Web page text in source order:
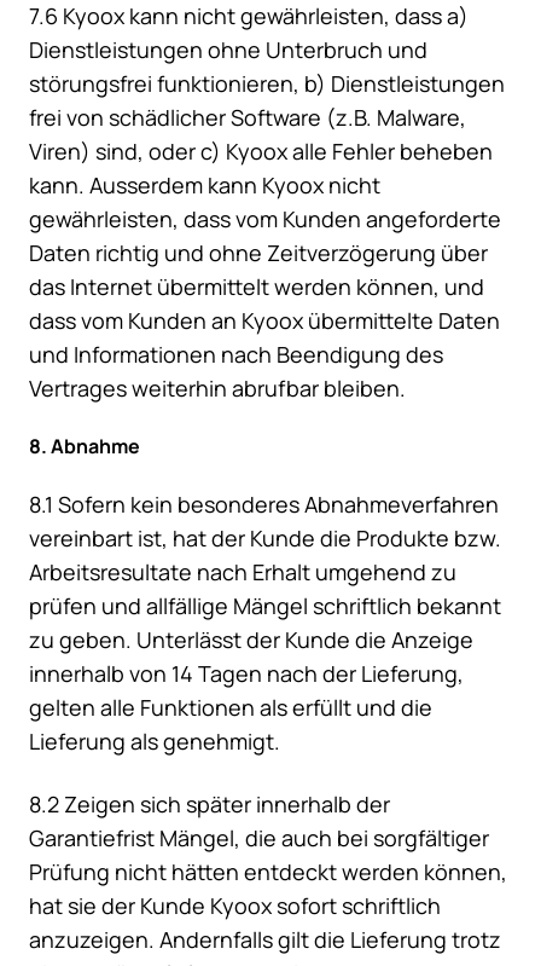
7.6 Kyoox kann nicht gewährleisten, dass a)
Dienstleistungen ohne Unterbruch und
störungsfrei funktionieren, b) Dienstleistungen
frei von schädlicher Software (z.B. Malware,
Viren) sind, oder c) Kyoox alle Fehler beheben
kann. Ausserdem kann Kyoox nicht
gewährleisten, dass vom Kunden angeforderte
Daten richtig und ohne Zeitverzögerung über
das Internet übermittelt werden können, und
dass vom Kunden an Kyoox übermittelte Daten
und Informationen nach Beendigung des
Vertrages weiterhin abrufbar bleiben.
8. Abnahme
8.1 Sofern kein besonderes Abnahmeverfahren
vereinbart ist, hat der Kunde die Produkte bzw.
Arbeitsresultate nach Erhalt umgehend zu
prüfen und allfällige Mängel schriftlich bekannt
zu geben. Unterlässt der Kunde die Anzeige
innerhalb von 14 Tagen nach der Lieferung,
gelten alle Funktionen als erfüllt und die
Lieferung als genehmigt.
8.2 Zeigen sich später innerhalb der
Garantiefrist Mängel, die auch bei sorgfältiger
Prüfung nicht hätten entdeckt werden können,
hat sie der Kunde Kyoox sofort schriftlich
anzuzeigen. Andernfalls gilt die Lieferung trotz